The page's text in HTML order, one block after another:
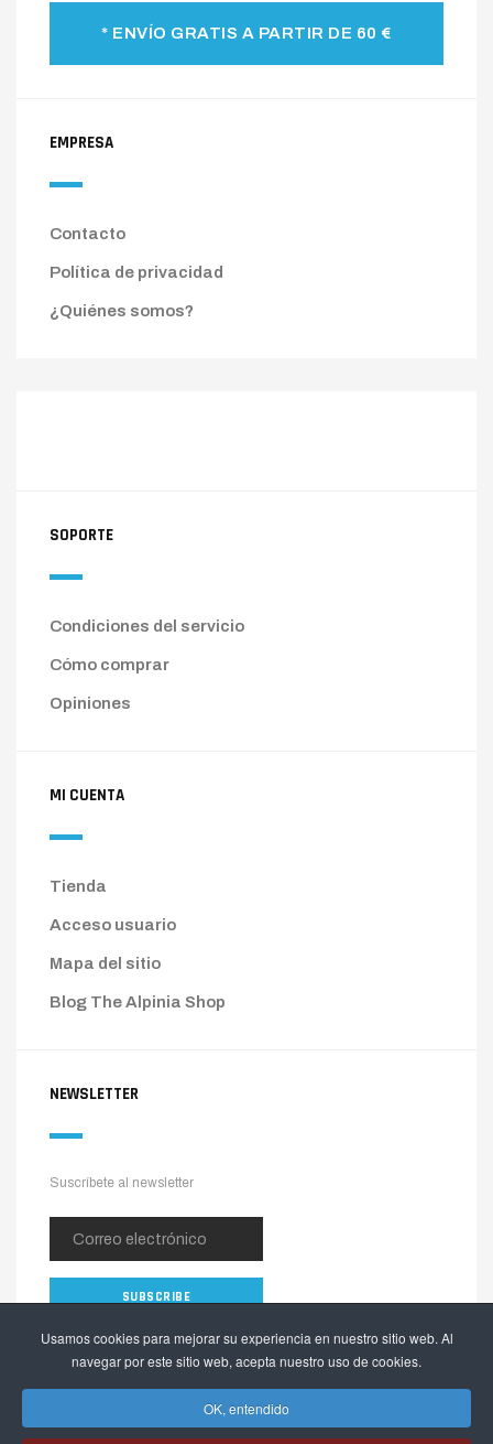
Usamos cookies para mejorar su experiencia en nuestro sitio web. Al
navegar por este sitio web, acepta nuestro uso de cookies.
OK, entendido
* ENVÍO GRATIS A PARTIR DE 60 €
EMPRESA
Contacto
Política de privacidad
¿Quiénes somos?
SOPORTE
Condiciones del servicio
Cómo comprar
Opiniones
MI CUENTA
Tienda
Acceso usuario
Mapa del sitio
Blog The Alpinia Shop
NEWSLETTER
Suscríbete al newsletter